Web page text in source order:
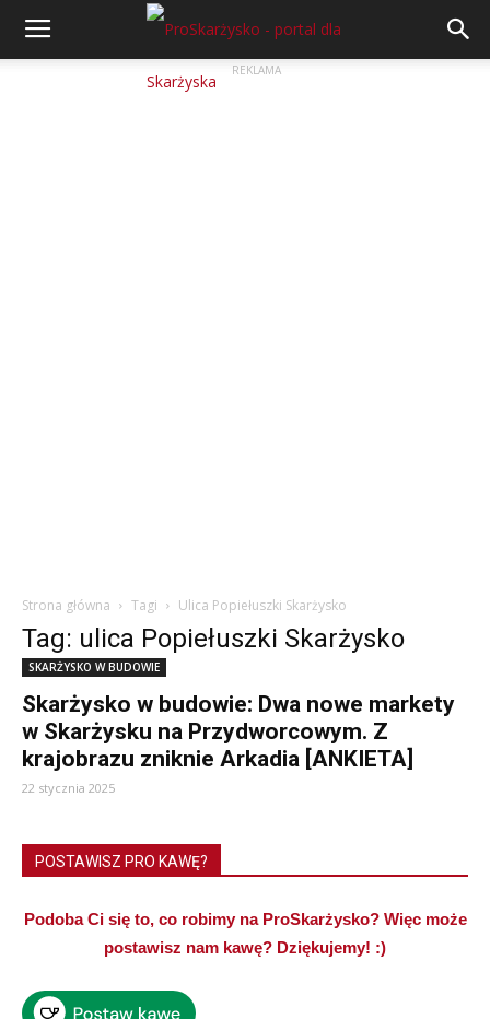
REKLAMA
Strona główna Tagi Ulica Popiełuszki Skarżysko
Tag: ulica Popiełuszki Skarżysko
SKARŻYSKO W BUDOWIE
Skarżysko w budowie: Dwa nowe markety
w Skarżysku na Przydworcowym. Z
krajobrazu zniknie Arkadia [ANKIETA]
22 stycznia 2025
POSTAWISZ PRO KAWĘ?
Podoba Ci się to, co robimy na ProSkarżysko? Więc może
postawisz nam kawę? Dziękujemy! :)